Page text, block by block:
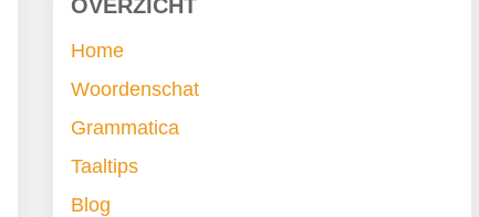
OVERZICHT
Home
Woordenschat
Grammatica
Taaltips
Blog